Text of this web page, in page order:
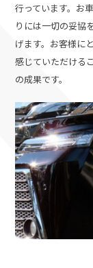
行っています。お
りには一切の妥協
げます。 お客様に
感じていただける
の成果です。